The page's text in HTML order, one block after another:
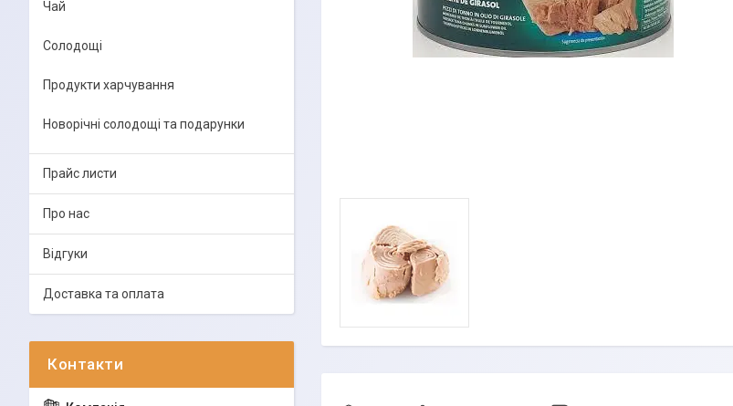
Чай
Солодощі
Продукти харчування
Новорічні солодощі та подарунки
Прайс листи
Про нас
Відгуки
Доставка та оплата